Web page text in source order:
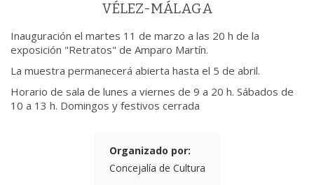
VÉLEZ-MÁLAGA
Inauguración el martes 11 de marzo a las 20 h de la
exposición "Retratos" de Amparo Martín.
La muestra permanecerá abierta hasta el 5 de abril.
Horario de sala de lunes a viernes de 9 a 20 h. Sábados de
10 a 13 h. Domingos y festivos cerrada
Organizado por:
Concejalía de Cultura